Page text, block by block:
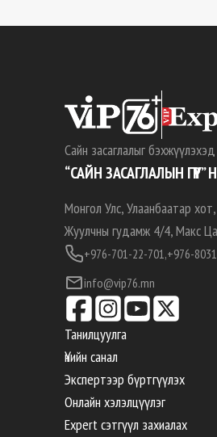
Сайн засаглалыг
“САЙН ЗАСАГЛАЛЫН ГҮҮР”
Монгол Улс, Улаанбаатар
Жуулчны гудамж 4/4, Макс
+976-701-22-701,+976-
info@vip76.mn
Танилцуулга
Үнийн санал
Экспертээр бүртгүүлэх
Онлайн хэлэлцүүлэг
Expert сэтгүүл захиалах